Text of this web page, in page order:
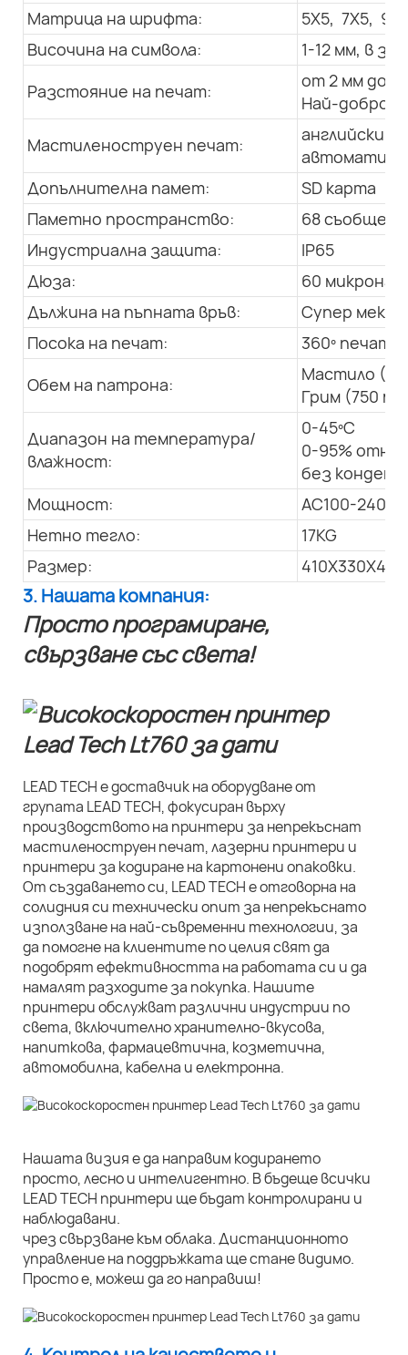
Матрица на шрифта:
5X5, 7X5,
Височина на символа:
1-12 мм, в
Разстояние на печат:
от 2 мм до
Най-добро:
Мастиленоструен печат:
английски,
Допълнителна памет:
SD карта
Паметно пространство:
68
Индустриална защита:
IP65
Дюза:
60 микрона
Дължина на пъпната връв:
Супер мека,
Посока на печат:
360º печат
Обем на патрона:
Мастило
Грим (750 мл)
Диапазон на температура/
влажност:
0-45ºC
0-95%
без
Мощност:
AC100-240V;
Нетно тегло:
17KG
Размер:
3. Нашата компания:
Просто програмиране,
свързване със света!
LEAD TECH е доставчик на оборудване от
групата LEAD TECH, фокусиран върху
производството на принтери за непрекъснат
мастиленоструен печат, лазерни принтери и
принтери за кодиране на картонени опаковки.
От създаването си, LEAD TECH е отговорна на
солидния си технически опит за непрекъснато
използване на най-съвременни технологии, за
да помогне на клиентите по целия свят да
подобрят ефективността на работата си и да
намалят разходите за покупка. Нашите
принтери обслужват различни индустрии по
света, включително хранително-вкусова,
напиткова, фармацевтична, козметична,
автомобилна, кабелна и електронна.
Нашата визия е да направим кодирането
просто, лесно и интелигентно. В бъдеще всички
LEAD TECH принтери ще бъдат контролирани и
наблюдавани.
чрез свързване към облака. Дистанционното
управление на поддръжката ще стане видимо.
Просто е, можеш да го направиш!